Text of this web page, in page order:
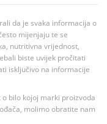
da je svaka informacija o
mijenjaju te se
nutritivna vrijednost,
biste uvijek pročitati
isključivo na informacije
bilo kojoj marki proizvoda
molimo obratite nam